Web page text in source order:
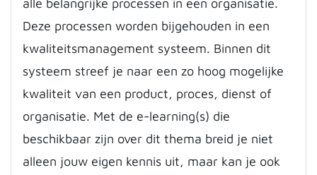
Deze processen worden bijgehouden in een
kwaliteitsmanagement systeem. Binnen dit
systeem streef je naar een zo hoog mogelijke
kwaliteit van een product, proces, dienst of
organisatie. Met de e-learning(s) die
beschikbaar zijn over dit thema breid je niet
alleen jouw eigen kennis uit, maar kan je ook